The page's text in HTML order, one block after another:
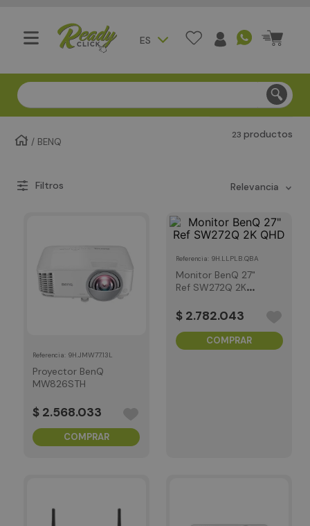
ES
Compra segura - Entregas en Bogotá en menos de 3
BENQ
23productos
relevancia
Referencia 9H.JMW77.13L
Proyector BenQ
MW826STH
$ 2.568.033
COMPRAR
Referencia 9H.LLPLB.QBA
Monitor BenQ 27"
Ref SW272Q 2K
$ 2.782.043
COMPRAR